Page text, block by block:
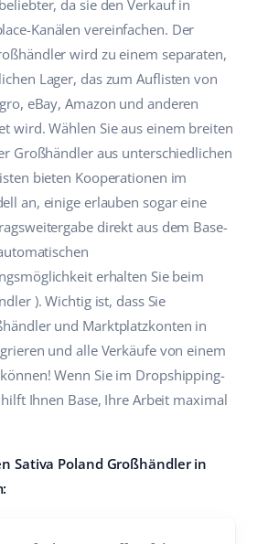
Partner
da sie den Verkauf in
Kanälen vereinfachen. Der
wird zu einem separaten,
Lager, das zum Auflisten von
eBay, Amazon und anderen
wird. Wählen Sie aus einem breiten
Großhändler aus unterschiedlichen
bieten Kooperationen im
an, einige erlauben sogar eine
direkt aus dem Base-
erhalten Sie beim
). Wichtig ist, dass Sie
und Marktplatzkonten in
und alle Verkäufe von einem
Wenn Sie im Dropshipping-
Ihnen Base, Ihre Arbeit maximal
Sativa Poland Großhändler in